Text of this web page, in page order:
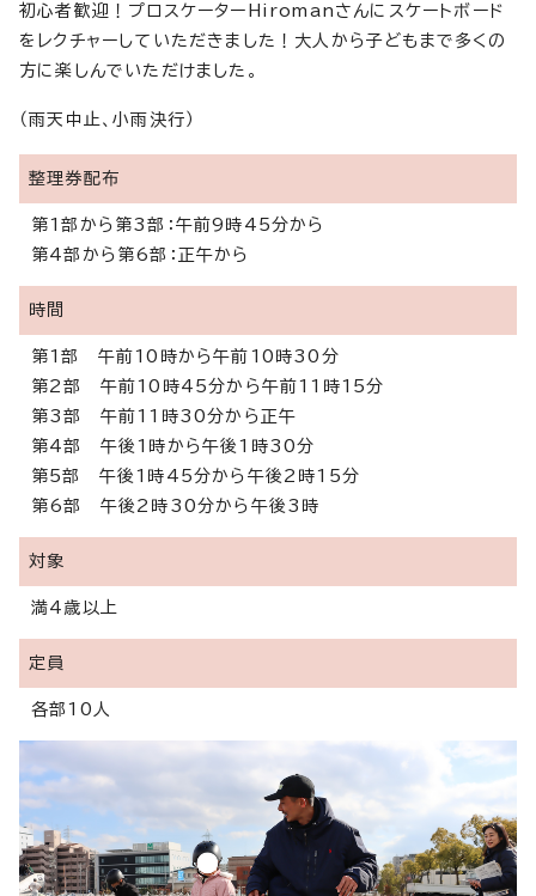
初心者歓迎！プロスケーターHiromanさんにスケートボード
をレクチャーしていただきました！大人から子どもまで多くの
方に楽しんでいただけました。
（雨天中止、小雨決行）
整理券配布
第1部から第3部：午前9時45分から
第4部から第6部：正午から
時間
第1部 午前10時から午前10時30分
第2部 午前10時45分から午前11時15分
第3部 午前11時30分から正午
第4部 午後1時から午後1時30分
第5部 午後1時45分から午後2時15分
第6部 午後2時30分から午後3時
対象
満4歳以上
定員
各部10人